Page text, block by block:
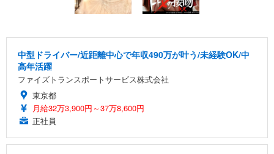
中型ドライバー/近距離中心で年収490万が叶う/未経験OK/中
高年活躍
ファイズトランスポートサービス株式会社
東京都
月給32万3,900円～37万8,600円
正社員